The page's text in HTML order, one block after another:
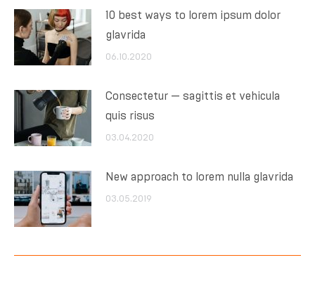
10 best ways to lorem ipsum dolor
glavrida
06.10.2020
Consectetur — sagittis et vehicula
quis risus
03.04.2020
New approach to lorem nulla glavrida
03.05.2019